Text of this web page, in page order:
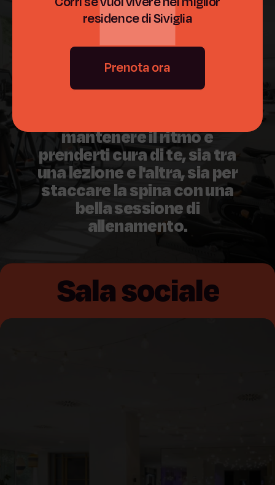
residence di Siviglia
Prenota ora
mantenere il ritmo e
prenderti cura di te, sia tra
una lezione e l'altra, sia per
staccare la spina con una
bella sessione di
allenamento.
Sala sociale